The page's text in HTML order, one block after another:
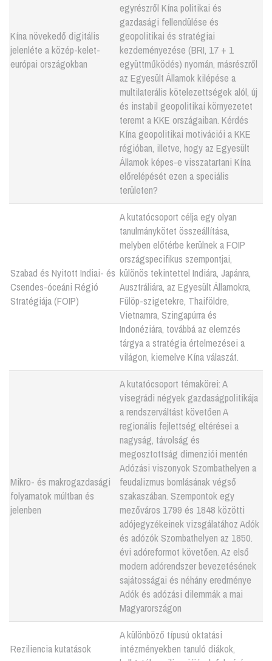
Kína növekedő digitális
jelenléte a közép-kelet-
európai országokban
egyrészről Kína politikai és
gazdasági fellendülése és
geopolitikai és stratégiai
kezdeményezése (BRI, 17 + 1
együttműködés) nyomán, másrészről
az Egyesült Államok kilépése a
multilaterális kötelezettségek alól, új
és instabil geopolitikai környezetet
teremt a KKE országaiban. Kérdés
Kína geopolitikai motivációi a KKE
régióban, illetve, hogy az Egyesült
Államok képes-e visszatartani Kína
előrelépését ezen a speciális
területen?
Szabad és Nyitott Indiai- és
Csendes-óceáni Régió
Stratégiája (FOIP)
A kutatócsoport célja egy olyan
tanulmánykötet összeállítása,
melyben előtérbe kerülnek a FOIP
országspecifikus szempontjai,
különös tekintettel Indiára, Japánra,
Ausztráliára, az Egyesült Államokra,
Fülöp-szigetekre, Thaiföldre,
Vietnamra, Szingapúrra és
Indonéziára, továbbá az elemzés
tárgya a stratégia értelmezései a
világon, kiemelve Kína válaszát.
Mikro- és makrogazdasági
folyamatok múltban és
jelenben
A kutatócsoport témakörei: A
visegrádi négyek gazdaságpolitikája
a rendszerváltást követően A
regionális fejlettség eltérései a
nagyság, távolság és
megosztottság dimenziói mentén
Adózási viszonyok Szombathelyen a
feudalizmus bomlásának végső
szakaszában. Szempontok egy
mezőváros 1799 és 1848 közötti
adójegyzékeinek vizsgálatához Adók
és adózók Szombathelyen az 1850.
évi adóreformot követően. Az első
modern adórendszer bevezetésének
sajátosságai és néhány eredménye
Adók és adózási dilemmák a mai
Magyarországon
Reziliencia kutatások
A különböző típusú oktatási
intézményekben tanuló diákok,